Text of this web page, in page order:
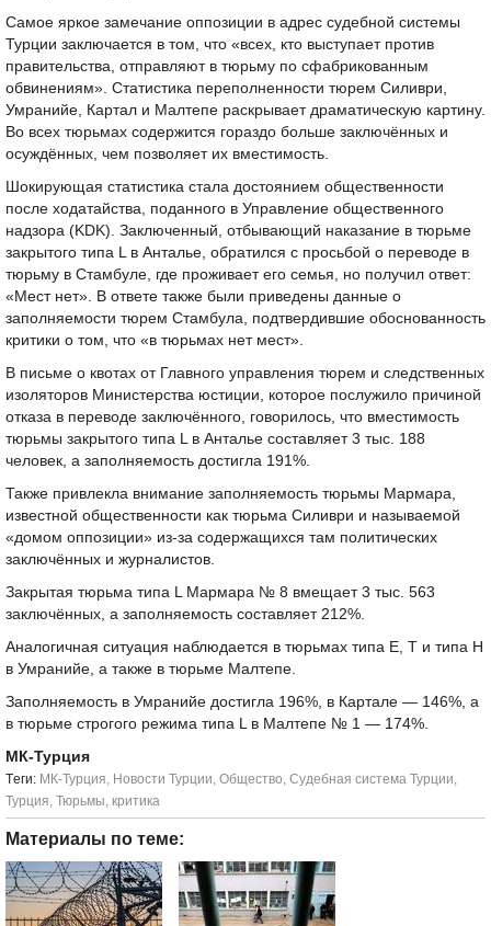
Самое яркое замечание оппозиции в адрес судебной системы
Турции заключается в том, что «всех, кто выступает против
правительства, отправляют в тюрьму по сфабрикованным
обвинениям». Статистика переполненности тюрем Силиври,
Умранийе, Картал и Малтепе раскрывает драматическую картину.
Во всех тюрьмах содержится гораздо больше заключённых и
осуждённых, чем позволяет их вместимость.
Шокирующая статистика стала достоянием общественности
после ходатайства, поданного в Управление общественного
надзора (KDK). Заключенный, отбывающий наказание в тюрьме
закрытого типа L в Анталье, обратился с просьбой о переводе в
тюрьму в Стамбуле, где проживает его семья, но получил ответ:
«Мест нет». В ответе также были приведены данные о
заполняемости тюрем Стамбула, подтвердившие обоснованность
критики о том, что «в тюрьмах нет мест».
В письме о квотах от Главного управления тюрем и следственных
изоляторов Министерства юстиции, которое послужило причиной
отказа в переводе заключённого, говорилось, что вместимость
тюрьмы закрытого типа L в Анталье составляет 3 тыс. 188
человек, а заполняемость достигла 191%.
Также привлекла внимание заполняемость тюрьмы Мармара,
известной общественности как тюрьма Силиври и называемой
«домом оппозиции» из-за содержащихся там политических
заключённых и журналистов.
Закрытая тюрьма типа L Мармара № 8 вмещает 3 тыс. 563
заключённых, а заполняемость составляет 212%.
Аналогичная ситуация наблюдается в тюрьмах типа E, T и типа H
в Умранийе, а также в тюрьме Малтепе.
Заполняемость в Умранийе достигла 196%, в Картале — 146%, а
в тюрьме строгого режима типа L в Малтепе № 1 — 174%.
МК-Турция
Tеги: МК-Турция, Новости Турции, Общество, Судебная система Турции,
Турция, Тюрьмы, критика
Материалы по теме: